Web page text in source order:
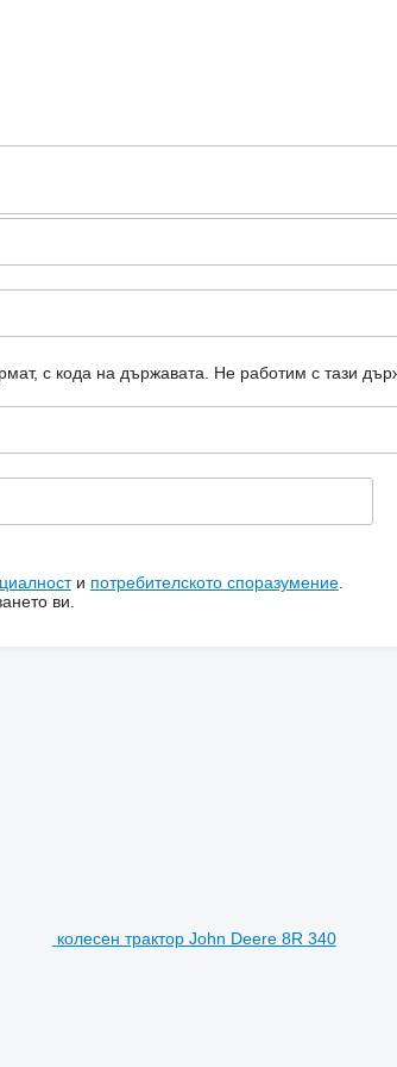
с кода на държавата. Не работим с тази
и потребителското споразумение.
ви.
колесен трактор John Deere 8R 340